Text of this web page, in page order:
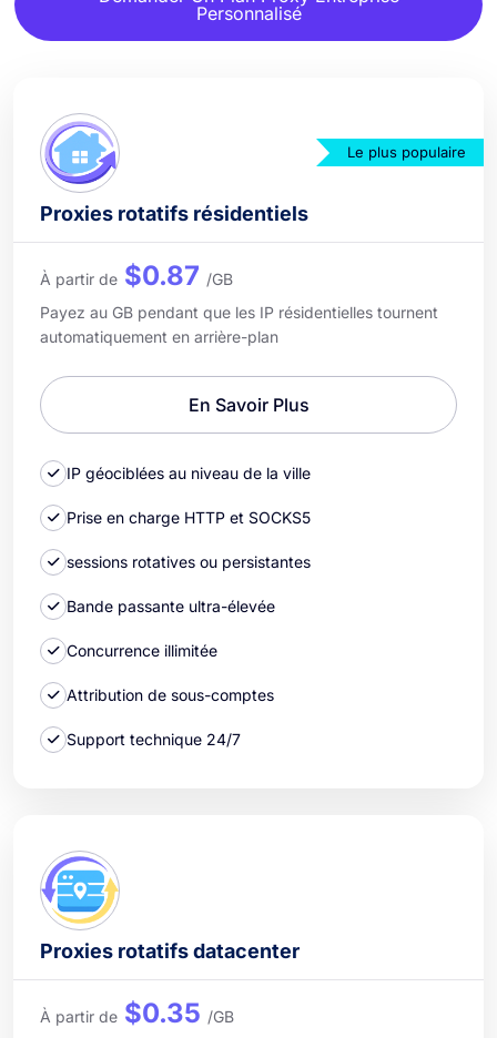
Personnalisé
Le plus populaire
Proxies rotatifs résidentiels
À partir de $0.87 /GB
Payez au GB pendant que les IP résidentielles tournent
automatiquement en arrière-plan
En Savoir Plus
IP géociblées au niveau de la ville
Prise en charge HTTP et SOCKS5
sessions rotatives ou persistantes
Bande passante ultra-élevée
Concurrence illimitée
Attribution de sous-comptes
Support technique 24/7
Proxies rotatifs datacenter
À partir de $0.35 /GB